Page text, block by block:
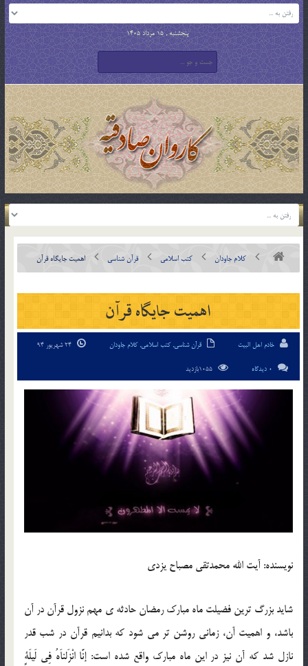
پنجشنبه , 15 مرداد 1405
کلام جاودان کتب اسلامی قرآن شناسی اهمیت جایگاه قرآن
اهمیت جایگاه قرآن
خادم اهل البیت قرآن شناسی,کتب اسلامی,کلام جاودان
0 دیدگاه
نویسنده: آیت الله محمدتقی مصباح یزدی
شاید بزرگ ترین فضیلت ماه مبارک رمضان حادثه ی مهم نزول قرآن در آن
باشد، و اهمیت آن، زمانی روشن تر می شود که بدانیم قرآن در شب قدر
نازل شد که آن نیز در این ماه مبارک واقع شده است: إنَّا انْزَلناَهُ فِی لَیلَةٍ